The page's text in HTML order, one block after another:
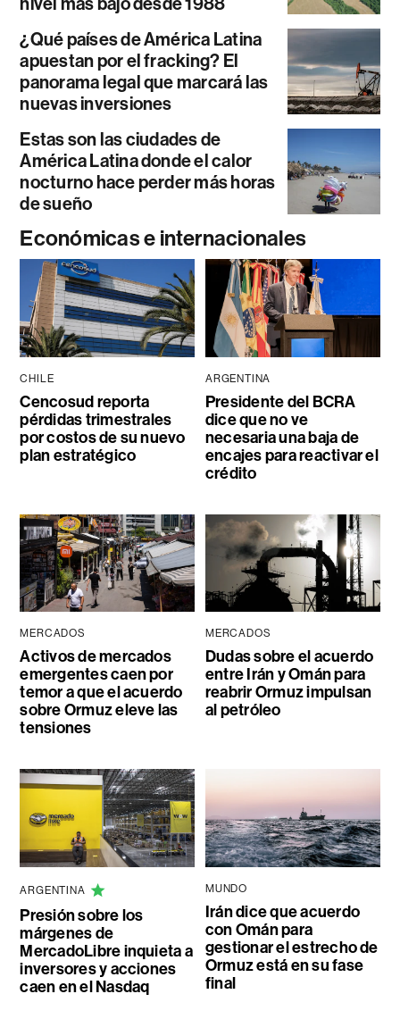
¿Qué países de América Latina
apuestan por el fracking? El
panorama legal que marcará las
nuevas inversiones
Estas son las ciudades de
América Latina donde el calor
nocturno hace perder más horas
de sueño
Económicas e internacionales
CHILE
Cencosud reporta
pérdidas trimestrales
por costos de su nuevo
plan estratégico
ARGENTINA
Presidente del BCRA
dice que no ve
necesaria una baja de
encajes para reactivar el
crédito
MERCADOS
Activos de mercados
emergentes caen por
temor a que el acuerdo
sobre Ormuz eleve las
tensiones
MERCADOS
Dudas sobre el acuerdo
entre Irán y Omán para
reabrir Ormuz impulsan
al petróleo
ARGENTINA
Presión sobre los
márgenes de
MercadoLibre inquieta a
inversores y acciones
caen en el Nasdaq
MUNDO
Irán dice que acuerdo
con Omán para
gestionar el estrecho de
Ormuz está en su fase
final